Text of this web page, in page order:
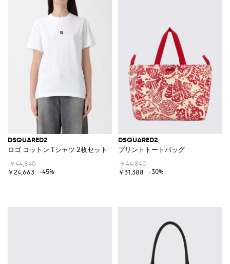
DSQUARED2
ロゴ コットン Tシャツ 2枚セット
￥44,840
￥24,663
-45%
DSQUARED2
プリントトートバッグ
￥44,840
￥31,388
-30%